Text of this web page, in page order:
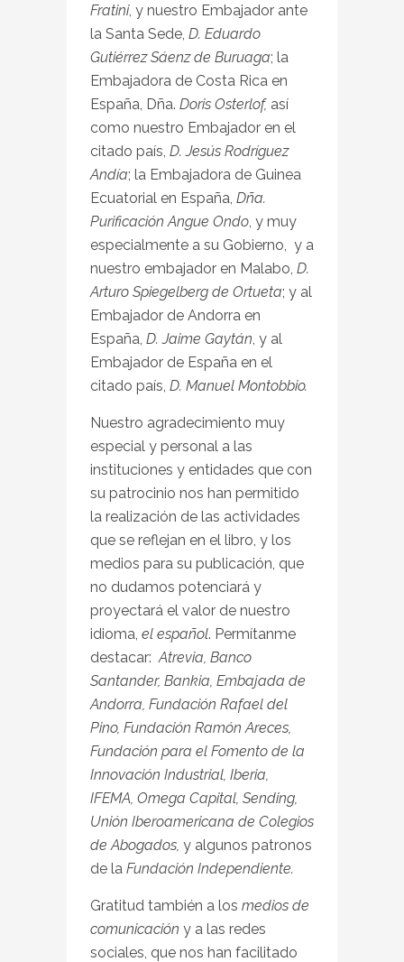
Fratini, y nuestro Embajador ante
la Santa Sede, D. Eduardo
Gutiérrez Sáenz de Buruaga; la
Embajadora de Costa Rica en
España, Dña. Doris Osterlof, así
como nuestro Embajador en el
citado país, D. Jesús Rodríguez
Andía; la Embajadora de Guinea
Ecuatorial en España, Dña.
Purificación Angue Ondo , y muy
especialmente a su Gobierno, y a
nuestro embajador en Malabo, D.
Arturo Spiegelberg de Ortueta; y al
Embajador de Andorra en
España, D. Jaime Gaytán , y al
Embajador de España en el
citado país, D. Manuel Montobbio.
Nuestro agradecimiento muy
especial y personal a las
instituciones y entidades que con
su patrocinio nos han permitido
la realización de las actividades
que se reflejan en el libro, y los
medios para su publicación, que
no dudamos potenciará y
proyectará el valor de nuestro
idioma, el español. Permítanme
destacar: Atrevia, Banco
Santander, Bankia, Embajada de
Andorra, Fundación Rafael del
Pino, Fundación Ramón Areces,
Fundación para el Fomento de la
Innovación Industrial, Iberia,
IFEMA, Omega Capital, Sending,
Unión Iberoamericana de Colegios
de Abogados, y algunos patronos
de la Fundación Independiente.
Gratitud también a los medios de
comunicación y a las redes
sociales, que nos han facilitado